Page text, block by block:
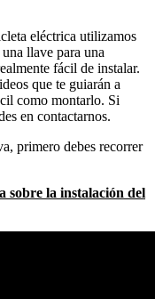
eléctrica utilizamos
llave para una
fácil de instalar.
que te guiarán a
como montarlo. Si
en contactarnos.
primero debes recorrer
sobre la instalación del